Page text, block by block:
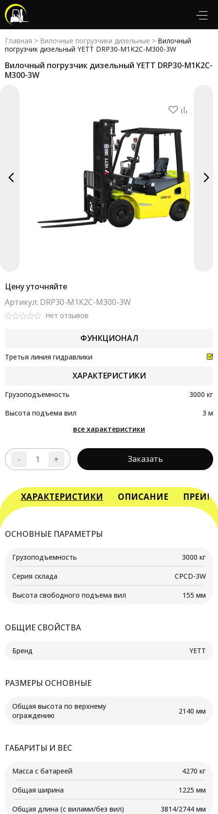
Главная > Вилочные погрузчики дизельные > Вилочный
погрузчик дизельный YETT DRP30-M1K2C-M300-3W
Вилочный погрузчик дизельный YETT DRP30-M1K2C-
M300-3W
Цену уточняйте
Aртикул: DRP30-M1K2C-M300-3W
5
Нет отзывов
ФУНКЦИОНАЛ
Третья линия гидравлики
ХАРАКТЕРИСТИКИ
Грузоподъемность
3000 кг
Высота подъема вил
3 м
все характеристики
-
Количество
Вилочный
погрузчик
дизельный
M1K2C-
3W
+ Заказать
ХАРАКТЕРИСТИКИ ОПИСАНИЕ
ОСНОВНЫЕ ПАРАМЕТРЫ
Грузоподъемность 3000 кг
Серия склада CPCD-3W
Высота свободного подъема вил 155 мм
ОБЩИЕ СВОЙСТВА
Бренд YETT
РАЗМЕРЫ ОСНОВНЫЕ
Общая высота по верхнему
ограждению
2140 мм
ГАБАРИТЫ И ВЕС
Масса с батареей 4270 кг
Общая ширина 1225 мм
Общая длина (с вилами/без вил) 3814/2744 мм